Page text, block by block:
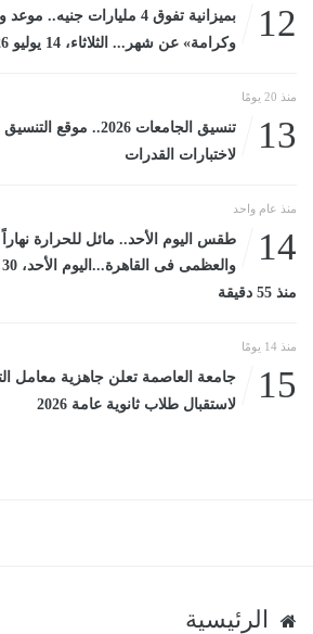
12
بميزانية تفوق 4 مليارات
وكرامة» عن شهر... الثلاثاء، 14 يوليو 2026 10:46 صـ
منذ 20 يومًا
13
تنسيق الجامعات 2026..
لاختبارات القدرات
منذ عام واحد
14
طقس اليوم الأحد.. مائل للحرارة نهاراً
منذ 55 دقيقة
منذ 14 يومًا
15
جامعة العاصمة تعلن جاهزية معامل
لاستقبال طلاب ثانوية عامة 2026
الرئيسية